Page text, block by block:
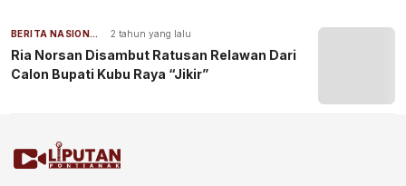
BERITA NASIONAL 2 tahun yang lalu
Ria Norsan Disambut Ratusan Relawan Dari
Calon Bupati Kubu Raya “Jikir”